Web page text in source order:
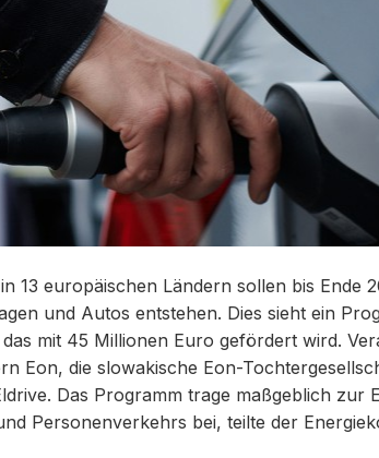
13 europäischen Ländern sollen bis Ende
und Autos entstehen. Dies sieht ein
das mit 45 Millionen Euro gefördert wird.
Eon, die slowakische Eon-
Das Programm trage maßgeblich zur
Personenverkehrs bei, teilte der